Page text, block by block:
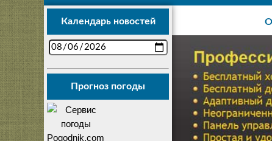
Календарь новостей
Прогноз погоды